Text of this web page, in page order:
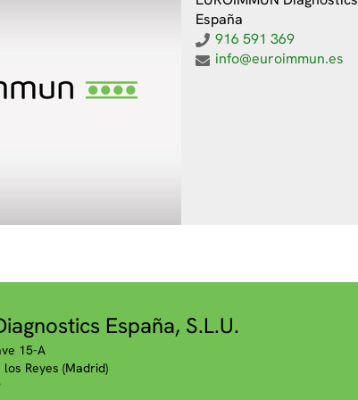
España
916 591 369
info@euroimmun.es
España, S.L.U.
15-A
Reyes (Madrid)